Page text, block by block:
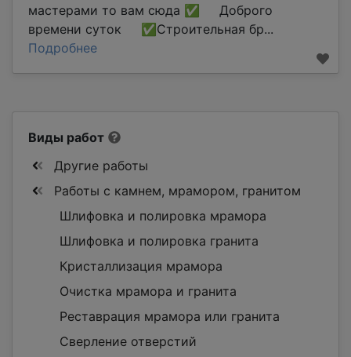
мастерами то вам сюда ✅ Доброго
времени суток ✅Строительная бр...
Подробнее
Виды работ
Другие работы
Работы с камнем, мрамором, гранитом
Шлифовка и полировка мрамора
Шлифовка и полировка гранита
Кристаллизация мрамора
Очистка мрамора и гранита
Реставрация мрамора или гранита
Сверление отверстий